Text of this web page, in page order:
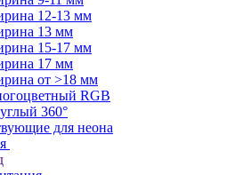
12-13 мм
13 мм
15-17 мм
17 мм
от >18 мм
RGB
360°
для неона